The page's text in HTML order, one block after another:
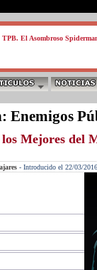
TPB. El Asombroso
Enemigos
Mejores del
- Introducido el 22/03/2016